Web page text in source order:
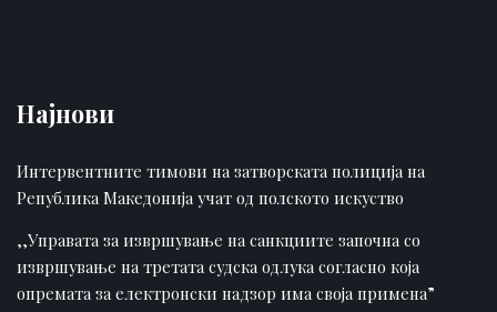
Најнови
Интервентните тимови на затворската полиција на
Република Македонија учат од полското искуство
,,Управата за извршување на санкциите започна со
извршување на третата судска одлука согласно која
опремата за електронски надзор има своја примена”